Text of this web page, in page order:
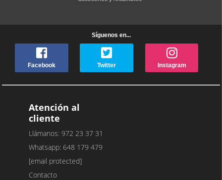
Síguenos en...
Facebook Twitter Instagram
Atención al
cliente
Llámanos: 972 23 37 31
Whatsapp: 648 179 479
[email protected]
Contacto